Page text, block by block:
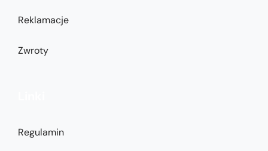
Reklamacje
Zwroty
Regulamin